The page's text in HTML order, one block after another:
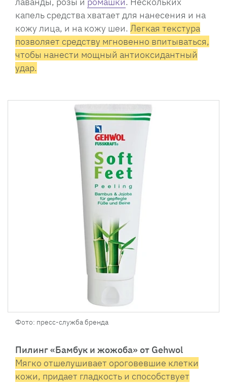
капель средства хватает для нанесения и на
кожу лица, и на кожу шеи. Легкая текстура
позволяет средству мгновенно впитываться,
чтобы нанести мощный антиоксидантный
удар.
Фото: пресс-служба бренда
Пилинг «Бамбук и жожоба» от Gehwol
Мягко отшелушивает ороговевшие клетки
кожи, придает гладкость и способствует